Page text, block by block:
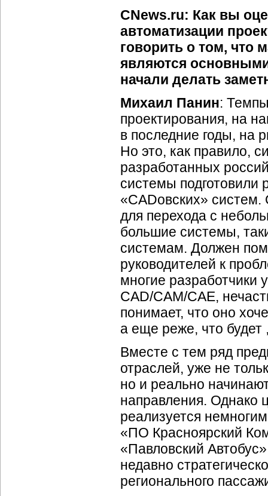
CNews.ru: Как вы
автоматизации
говорить о том, что
являются
начали делать
Михаил Панин:
проектирования, на
в последние годы, на
Но это, как правило,
разработанных
системы подготовили
«CADовских»
для перехода с
большие системы,
системам. Должен
руководителей к
многие разработчики
CAD/CAM/CAE,
понимает, что оно
а еще реже, что будет
Вместе с тем ряд
отраслей, уже не
но и реально
направления. Однако
реализуется
«ПО Красноярский
«Павловский
недавно
регионального